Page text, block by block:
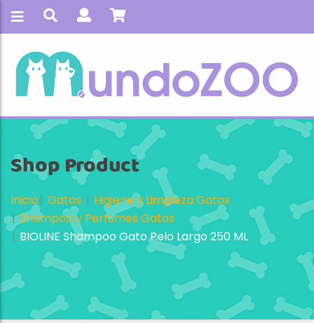
Shop Product
Inicio Gatos
Higiene y Limpieza Gatos
Shampoo y Perfumes Gatos
BIOLINE Shampoo Gato Pelo Largo 250 ML